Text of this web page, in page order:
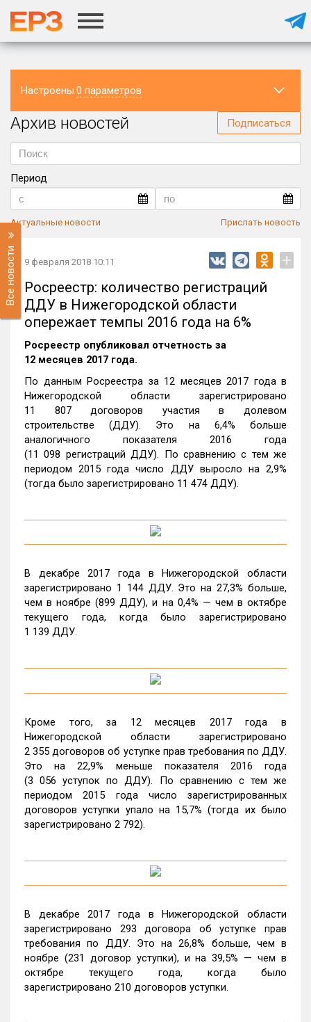
Настроены 0 параметров
Регион
Архив новостей Подписаться
Период
Актуальные новости Прислать новость
Все новости 9 февраля 2018 10:11 +
Росреестр: количество регистраций
ДДУ в Нижегородской области
опережает темпы 2016 года на 6%
Росреестр опубликовал отчетность за
12 месяцев 2017 года.
По данным Росреестра за 12 месяцев 2017 года в
Нижегородской области зарегистрировано
11 807 договоров участия в долевом
строительстве (ДДУ). Это на 6,4% больше
аналогичного показателя 2016 года
(11 098 регистраций ДДУ). По сравнению с тем же
периодом 2015 года число ДДУ выросло на 2,9%
(тогда было зарегистрировано 11 474 ДДУ).
В декабре 2017 года в Нижегородской области
зарегистрировано 1 144 ДДУ. Это на 27,3% больше,
чем в ноябре (899 ДДУ), и на 0,4% — чем в октябре
текущего года, когда было зарегистрировано
1 139 ДДУ.
Кроме того, за 12 месяцев 2017 года в
Нижегородской области зарегистрировано
2 355 договоров об уступке прав требования по ДДУ.
Это на 22,9% меньше показателя 2016 года
(3 056 уступок по ДДУ). По сравнению с тем же
периодом 2015 года число зарегистрированных
договоров уступки упало на 15,7% (тогда их было
зарегистрировано 2 792).
В декабре 2017 года в Нижегородской области
зарегистрировано 293 договора об уступке прав
требования по ДДУ. Это на 26,8% больше, чем в
ноябре (231 договор уступки), и на 39,5% — чем в
октябре текущего года, когда было
зарегистрировано 210 договоров уступки.